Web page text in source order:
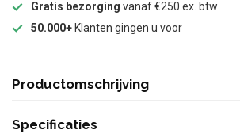
Gratis bezorging vanaf €250 ex. btw
50.000+ Klanten gingen u voor
Productomschrijving
Specificaties